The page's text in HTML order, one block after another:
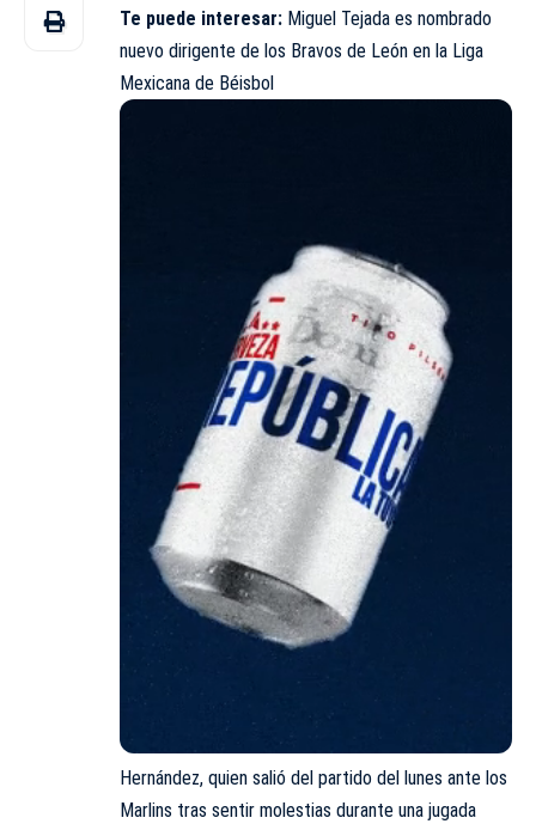
Te puede interesar: Miguel Tejada es nombrado
nuevo dirigente de los Bravos de León en la Liga
Mexicana de Béisbol
Hernández, quien salió del partido del lunes ante los
Marlins tras sentir molestias durante una jugada